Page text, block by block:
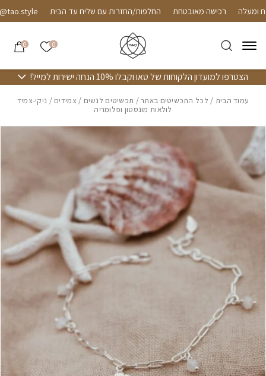
Skip to Contentרכישה מאובטחת החלפות/החזרות עם שליח עד הבית
0 הרשימה
0
הצטרפו למועדון הלקוחות של טאו וקבלו 10% הנחה ישירות למייל!
עמוד הבית / לכל התכשיטים באתר/ תכשיטים לנשים / צמידים / ניקי-צמיד
לולאות מונסטון ופלומריה
בחזרה למעלה